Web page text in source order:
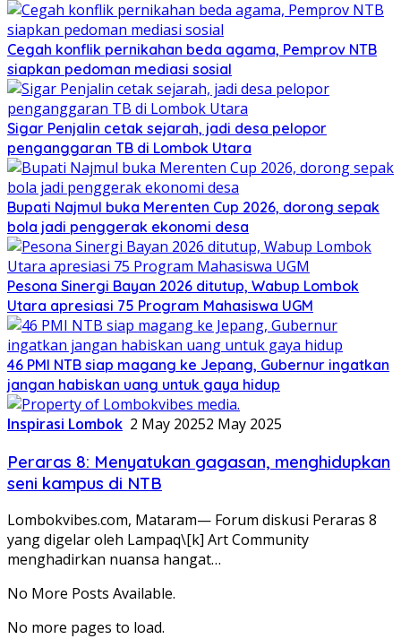
Cegah konflik pernikahan beda agama, Pemprov NTB
siapkan pedoman mediasi sosial
Sigar Penjalin cetak sejarah, jadi desa pelopor
penganggaran TB di Lombok Utara
Bupati Najmul buka Merenten Cup 2026, dorong sepak
bola jadi penggerak ekonomi desa
Pesona Sinergi Bayan 2026 ditutup, Wabup Lombok
Utara apresiasi 75 Program Mahasiswa UGM
46 PMI NTB siap magang ke Jepang, Gubernur ingatkan
jangan habiskan uang untuk gaya hidup
Inspirasi Lombok 2 May 20252 May 2025
Peraras 8: Menyatukan gagasan, menghidupkan
seni kampus di NTB
Lombokvibes.com, Mataram— Forum diskusi Peraras 8
yang digelar oleh Lampaq\[k] Art Community
menghadirkan nuansa hangat…
No More Posts Available.
No more pages to load.